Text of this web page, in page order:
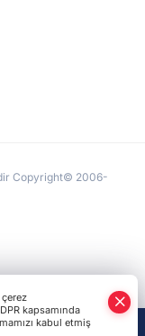
Copyright© 2006-
kapsamında
kabul etmiş